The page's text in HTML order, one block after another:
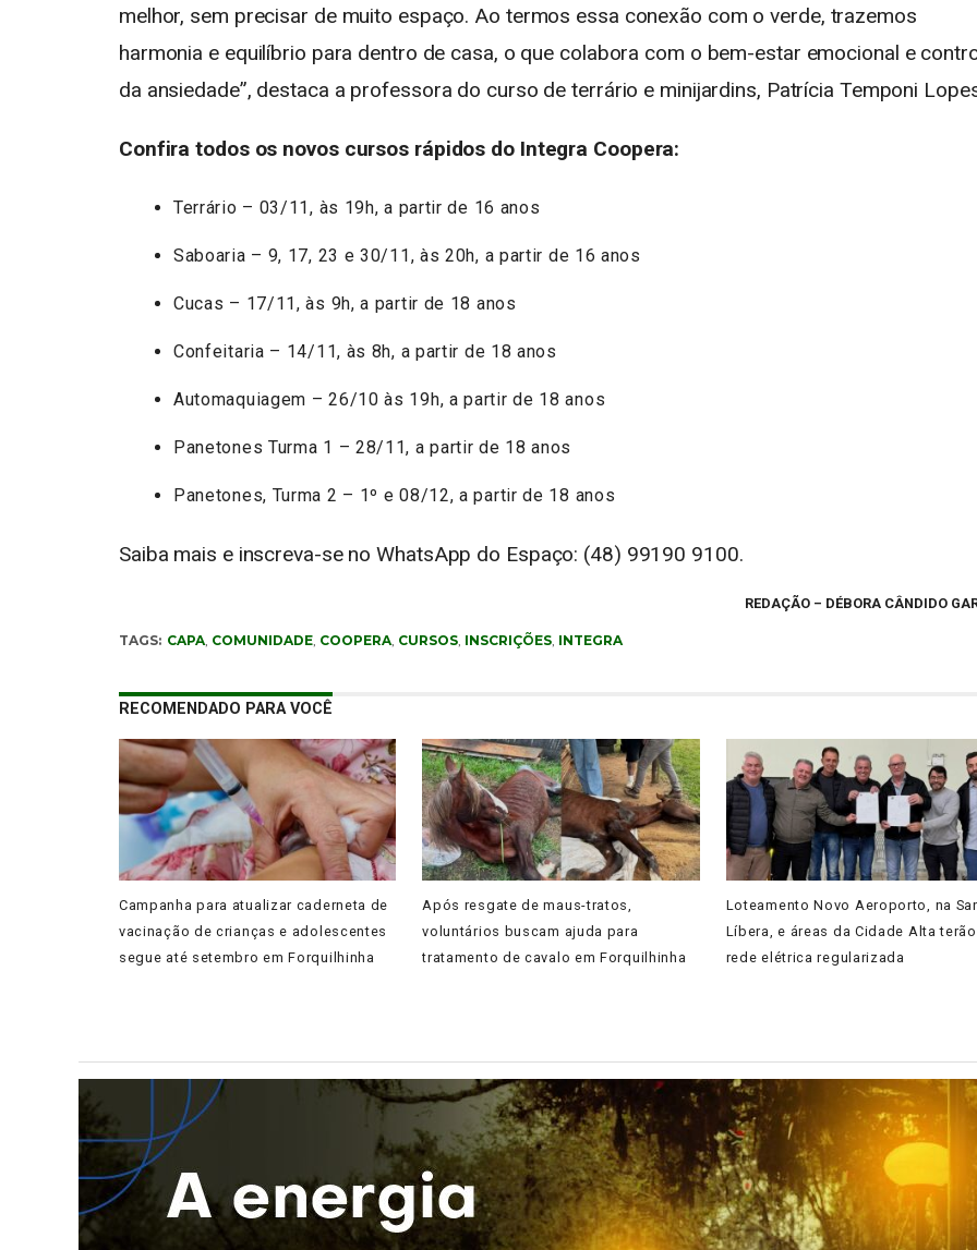
melhor, sem precisar de muito espaço. Ao termos essa conexão com o verde, trazemos
harmonia e equilíbrio para dentro de casa, o que colabora com o bem-estar emocional e
da ansiedade”, destaca a professora do curso de terrário e minijardins, Patrícia Temponi
Confira todos os novos cursos rápidos do Integra Coopera:
Terrário – 03/11, às 19h, a partir de 16 anos
Saboaria – 9, 17, 23 e 30/11, às 20h, a partir de 16 anos
Cucas – 17/11, às 9h, a partir de 18 anos
Confeitaria – 14/11, às 8h, a partir de 18 anos
Automaquiagem – 26/10 às 19h, a partir de 18 anos
Panetones Turma 1 – 28/11, a partir de 18 anos
Panetones, Turma 2 – 1º e 08/12, a partir de 18 anos
Saiba mais e inscreva-se no WhatsApp do Espaço: (48) 99190 9100.
REDAÇÃO – DÉBORA CÂNDIDO
TAGS: CAPA, COMUNIDADE, COOPERA, CURSOS, INSCRIÇÕES, INTEGRA
RECOMENDADO PARA VOCÊ
Campanha para atualizar caderneta de
vacinação de crianças e adolescentes
segue até setembro em Forquilhinha
Após resgate de maus-tratos,
voluntários buscam ajuda para
tratamento de cavalo em Forquilhinha
Loteamento Novo Aeroporto, na
Líbera, e áreas da Cidade Alta terão
rede elétrica regularizada